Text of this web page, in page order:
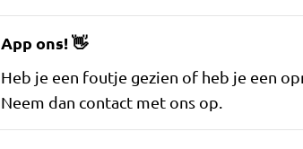
App ons!👋
Heb je een foutje gezien of heb je een
Neem dan contact met ons op.